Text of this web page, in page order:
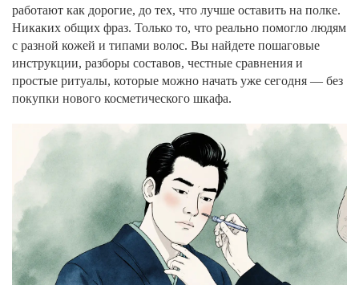
работают как дорогие, до тех, что лучше оставить на полке.
Никаких общих фраз. Только то, что реально помогло людям
с разной кожей и типами волос. Вы найдете пошаговые
инструкции, разборы составов, честные сравнения и
простые ритуалы, которые можно начать уже сегодня — без
покупки нового косметического шкафа.